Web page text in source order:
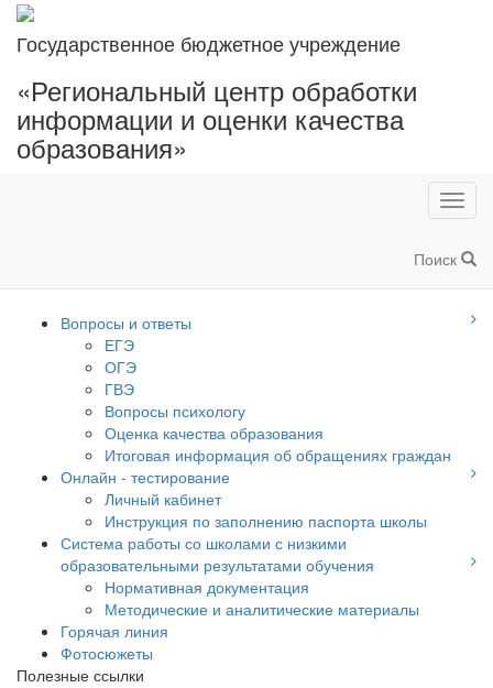
Государственное бюджетное учреждение
«Региональный центр обработки
информации и оценки качества
образования»
Поиск
Вопросы и ответы
ЕГЭ
ОГЭ
ГВЭ
Вопросы психологу
Оценка качества образования
Итоговая информация об обращениях граждан
Онлайн - тестирование
Личный кабинет
Инструкция по заполнению паспорта школы
Система работы со школами с низкими
образовательными результатами обучения
Нормативная документация
Методические и аналитические материалы
Горячая линия
Фотосюжеты
Полезные ссылки